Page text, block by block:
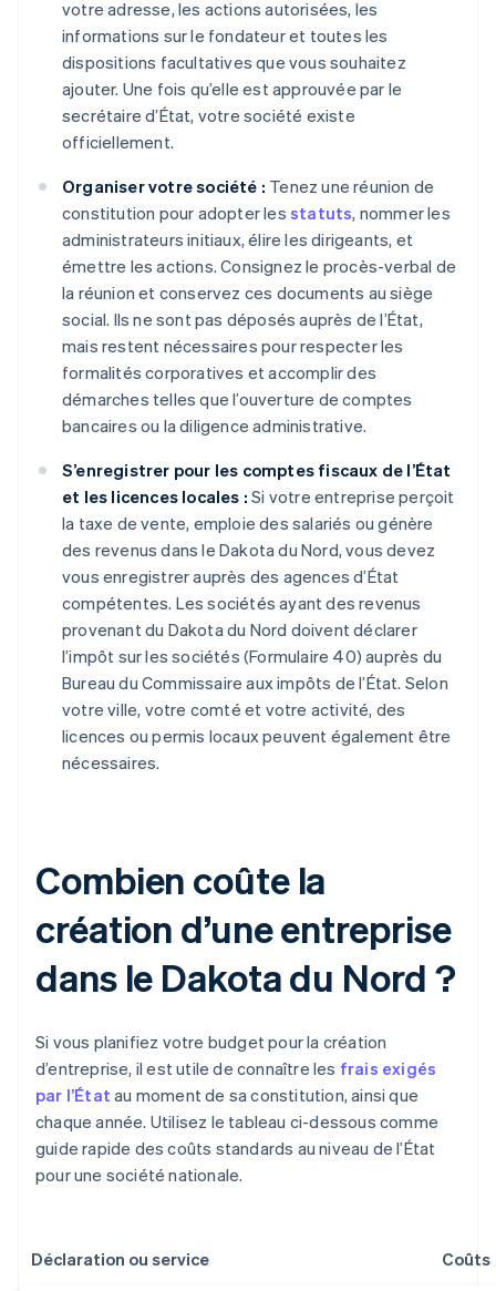
votre adresse, les actions autorisées, les
informations sur le fondateur et toutes les
dispositions facultatives que vous souhaitez
ajouter. Une fois qu’elle est approuvée par le
secrétaire d’État, votre société existe
officiellement.
Organiser votre société : Tenez une réunion de
constitution pour adopter les statuts, nommer les
administrateurs initiaux, élire les dirigeants, et
émettre les actions. Consignez le procès-verbal de
la réunion et conservez ces documents au siège
social. Ils ne sont pas déposés auprès de l’État,
mais restent nécessaires pour respecter les
formalités corporatives et accomplir des
démarches telles que l’ouverture de comptes
bancaires ou la diligence administrative.
S’enregistrer pour les comptes fiscaux de l’État
et les licences locales : Si votre entreprise perçoit
la taxe de vente, emploie des salariés ou génère
des revenus dans le Dakota du Nord, vous devez
vous enregistrer auprès des agences d’État
compétentes. Les sociétés ayant des revenus
provenant du Dakota du Nord doivent déclarer
l’impôt sur les sociétés (Formulaire 40) auprès du
Bureau du Commissaire aux impôts de l’État. Selon
votre ville, votre comté et votre activité, des
licences ou permis locaux peuvent également être
nécessaires.
Combien coûte la
création d’une entreprise
dans le Dakota du Nord ?
Si vous planifiez votre budget pour la création
d’entreprise, il est utile de connaître les frais exigés
par l’État au moment de sa constitution, ainsi que
chaque année. Utilisez le tableau ci-dessous comme
guide rapide des coûts standards au niveau de l’État
pour une société nationale.
Déclaration ou service Coûts